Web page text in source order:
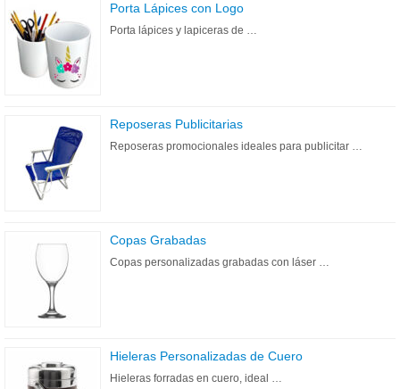
Porta Lápices con Logo
Porta lápices y lapiceras de …
Reposeras Publicitarias
Reposeras promocionales ideales para publicitar …
Copas Grabadas
Copas personalizadas grabadas con láser …
Hieleras Personalizadas de Cuero
Hieleras forradas en cuero, ideal …